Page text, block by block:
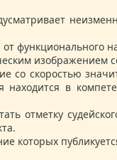
изображением
со скоростью
в
отметку
которых